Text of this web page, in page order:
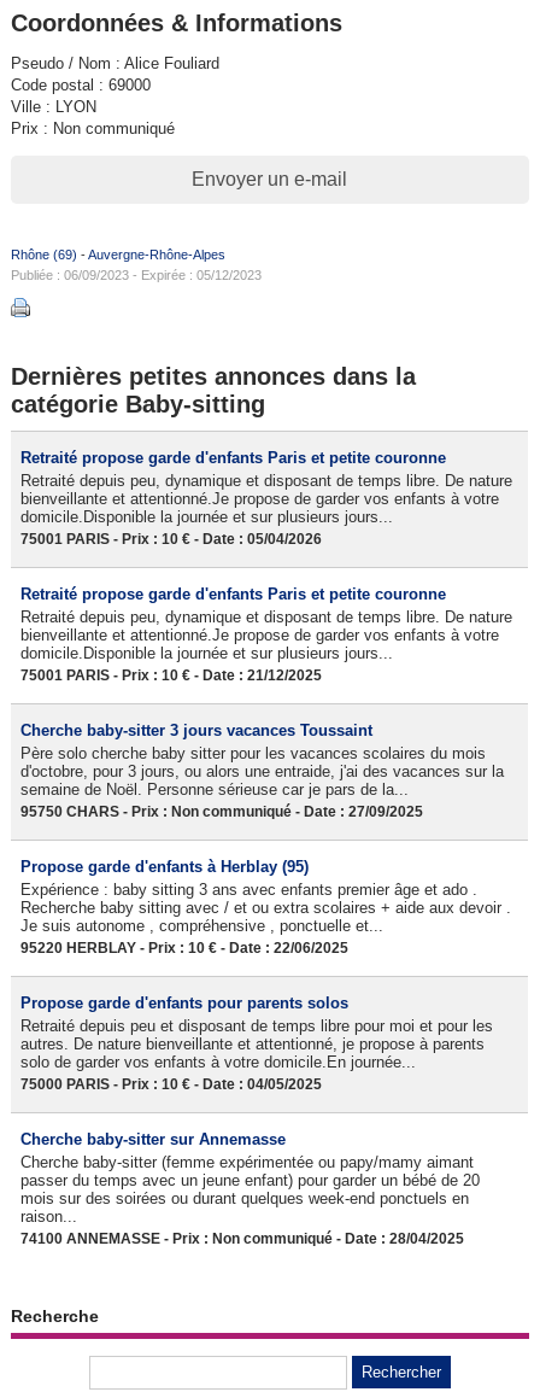
Coordonnées & Informations
Pseudo / Nom : Alice Fouliard
Code postal : 69000
Ville : LYON
Prix : Non communiqué
Envoyer un e-mail
Rhône (69) -Auvergne-Rhône-Alpes
Publiée : 06/09/2023 - Expirée : 05/12/2023
Dernières petites annonces dans la
catégorie Baby-sitting
Retraité propose garde d'enfants Paris et petite couronne
Retraité depuis peu, dynamique et disposant de temps libre. De nature
bienveillante et attentionné.Je propose de garder vos enfants à votre
domicile.Disponible la journée et sur plusieurs jours...
75001 PARIS - Prix : 10 € - Date : 05/04/2026
Retraité propose garde d'enfants Paris et petite couronne
Retraité depuis peu, dynamique et disposant de temps libre. De nature
bienveillante et attentionné.Je propose de garder vos enfants à votre
domicile.Disponible la journée et sur plusieurs jours...
75001 PARIS - Prix : 10 € - Date : 21/12/2025
Cherche baby-sitter 3 jours vacances Toussaint
Père solo cherche baby sitter pour les vacances scolaires du mois
d'octobre, pour 3 jours, ou alors une entraide, j'ai des vacances sur la
semaine de Noël. Personne sérieuse car je pars de la...
95750 CHARS - Prix : Non communiqué - Date : 27/09/2025
Propose garde d'enfants à Herblay (95)
Expérience : baby sitting 3 ans avec enfants premier âge et ado .
Recherche baby sitting avec / et ou extra scolaires + aide aux devoir .
Je suis autonome , compréhensive , ponctuelle et...
95220 HERBLAY - Prix : 10 € - Date : 22/06/2025
Propose garde d'enfants pour parents solos
Retraité depuis peu et disposant de temps libre pour moi et pour les
autres. De nature bienveillante et attentionné, je propose à parents
solo de garder vos enfants à votre domicile.En journée...
75000 PARIS - Prix : 10 € - Date : 04/05/2025
Cherche baby-sitter sur Annemasse
Cherche baby-sitter (femme expérimentée ou papy/mamy aimant
passer du temps avec un jeune enfant) pour garder un bébé de 20
mois sur des soirées ou durant quelques week-end ponctuels en
raison...
74100 ANNEMASSE - Prix : Non communiqué - Date : 28/04/2025
Recherche